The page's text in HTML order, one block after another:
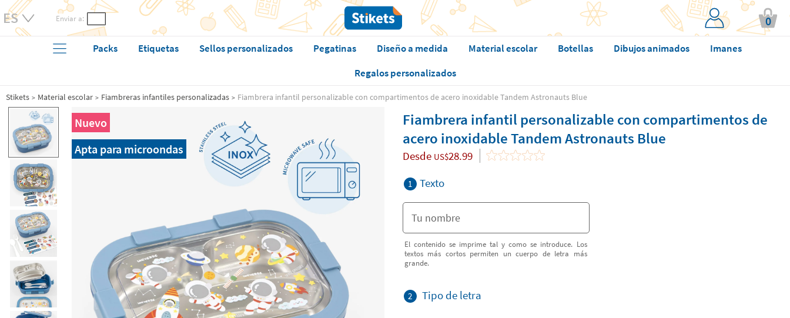
Enviar a: 0
Packs Etiquetas Sellos personalizados Pegatinas Diseño a medida Material escolar Botellas Dibujos animados
Imanes
Regalos personalizados
Stikets Material escolar Fiambreras infantiles personalizadas Fiambrera infantil personalizable con compartimentos de acero inoxidable Tandem Astronauts Blue
Nuevo
Apta para microondas
Fiambrera infantil personalizable con compartimentos de
acero inoxidable Tandem Astronauts Blue
Desde US$28.99
1 Texto
El contenido se imprime tal y como se introduce. Los
textos más cortos permiten un cuerpo de letra más
grande.
2 Tipo de letra